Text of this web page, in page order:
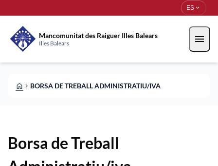
ES expand_more
Mancomunitat des Raiguer Illes Balears
Illes Balears menu
HOME CHEVRON_RIGHT BORSA DE TREBALL ADMINISTRATIU/IVA
Borsa de Treball